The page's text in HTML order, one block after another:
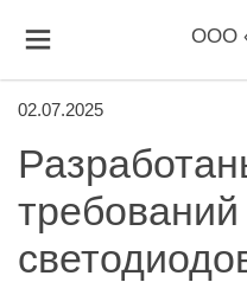
ООО
02.07.2025